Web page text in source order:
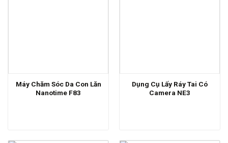
Máy Chăm Sóc Da Con Lăn
Nanotime F83
Dụng Cụ Lấy Ráy Tai Có
Camera NE3